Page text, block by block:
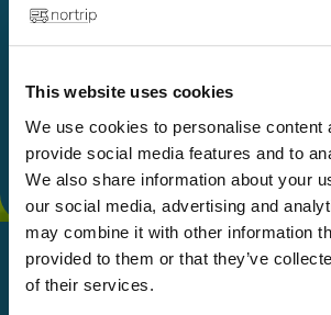
This website uses cookies
We use cookies to personalise content
provide social media features and to
We also share information about your
our social media, advertising and
may combine it with other information
provided to them or that they’ve
of their services.